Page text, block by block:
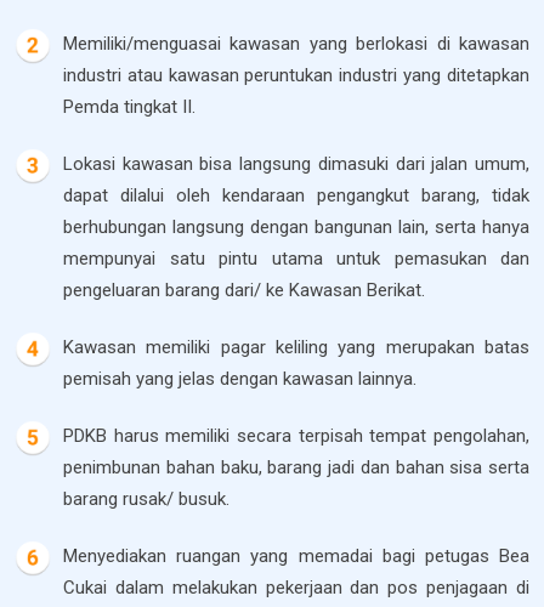
Memiliki/menguasai kawasan yang berlokasi di kawasan
industri atau kawasan peruntukan industri yang ditetapkan
Pemda tingkat II.
Lokasi kawasan bisa langsung dimasuki dari jalan umum,
dapat dilalui oleh kendaraan pengangkut barang, tidak
berhubungan langsung dengan bangunan lain, serta hanya
mempunyai satu pintu utama untuk pemasukan dan
pengeluaran barang dari/ ke Kawasan Berikat.
Kawasan memiliki pagar keliling yang merupakan batas
pemisah yang jelas dengan kawasan lainnya.
PDKB harus memiliki secara terpisah tempat pengolahan,
penimbunan bahan baku, barang jadi dan bahan sisa serta
barang rusak/ busuk.
Menyediakan ruangan yang memadai bagi petugas Bea
Cukai dalam melakukan pekerjaan dan pos penjagaan di